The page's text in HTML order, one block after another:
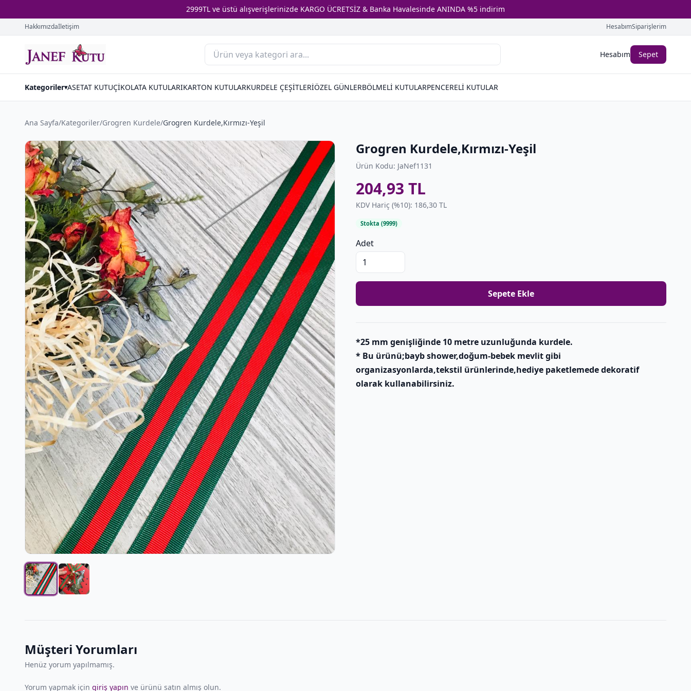
2999TL ve üstü alışverişlerinizde KARGO ÜCRETSİZ & Banka Havalesinde ANINDA %5 indirim
Hakkımızdaİletişim HesabımSiparişlerim
Hesabım Sepet
Kategoriler▾ASETAT KUTUÇİKOLATA KUTULARIKARTON KUTULARKURDELE ÇEŞİTLERİÖZEL GÜNLERBÖLMELİ KUTULARPENCERELİ KUTULAR
Ana Sayfa/Kategoriler/Grogren Kurdele/Grogren Kurdele,Kırmızı-Yeşil
Grogren Kurdele,Kırmızı-Yeşil
Ürün Kodu: JaNef1131
204,93 TL
KDV Hariç (%10): 186,30 TL
Stokta (9999)
Adet
Sepete Ekle
*25 mm genişliğinde 10 metre uzunluğunda kurdele.
* Bu ürünü;bayb shower,doğum-bebek mevlit gibi
organizasyonlarda,tekstil ürünlerinde,hediye paketlemede dekoratif
olarak kullanabilirsiniz.
Müşteri Yorumları
Henüz yorum yapılmamış.
Yorum yapmak için giriş yapın ve ürünü satın almış olun.